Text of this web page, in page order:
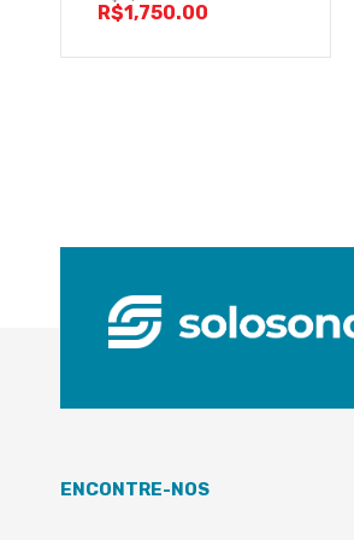
R$1,750.00
ENCONTRE-NOS